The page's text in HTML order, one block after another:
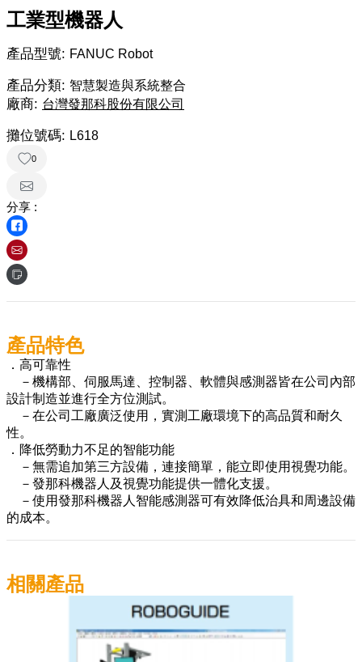
工業型機器人
產品型號: FANUC Robot
產品分類: 智慧製造與系統整合
廠商: 台灣發那科股份有限公司
攤位號碼: L618
0
分享 :
產品特色
．高可靠性
－機構部、伺服馬達、控制器、軟體與感測器皆在公司內部
設計制造並進行全方位測試。
－在公司工廠廣泛使用，實測工廠環境下的高品質和耐久
性。
．降低勞動力不足的智能功能
－無需追加第三方設備，連接簡單，能立即使用視覺功能。
－發那科機器人及視覺功能提供一體化支援。
－使用發那科機器人智能感測器可有效降低治具和周邊設備
的成本。
相關產品